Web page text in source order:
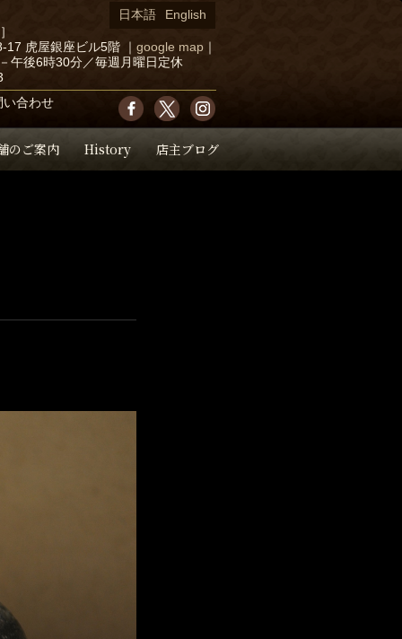
のご案内 History 店主ブログ
17 虎屋銀座ビル5階
google map
午後6時30分／毎週月曜日定休
い合わせ
日本語 English